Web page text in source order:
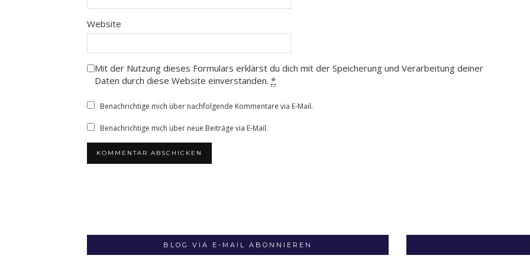
Website
Mit der Nutzung dieses Formulars erklärst du dich mit der Speicherung und Verarbeitung deiner
Daten durch diese Website einverstanden. *
Benachrichtige mich über nachfolgende Kommentare via E-Mail.
Benachrichtige mich über neue Beiträge via E-Mail.
BLOG VIA E-MAIL ABONNIEREN